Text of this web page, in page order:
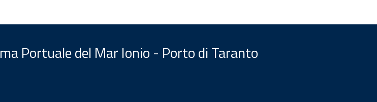
Portuale del Mar Ionio - Porto di Taranto